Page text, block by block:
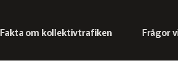
Fakta om kollektivtrafiken Frågor